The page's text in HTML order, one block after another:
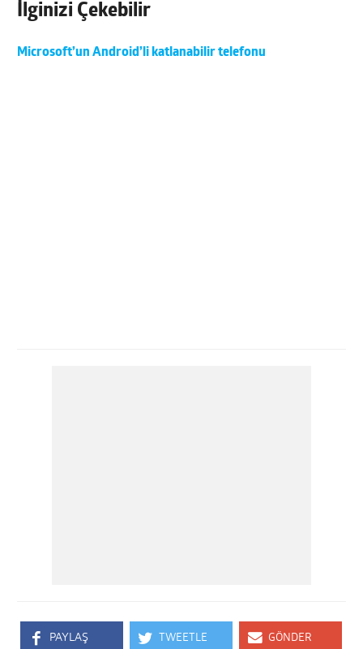
İlginizi Çekebilir
Microsoft’un Android’li katlanabilir telefonu
PAYLAŞ TWEETLE GÖNDER